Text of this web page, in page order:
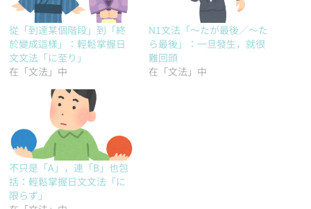
從「到達某個階段」到「終
於變成這樣」：輕鬆掌握日
文文法「に至り」
在「文法」中
N1文法「～たが最後／～た
ら最後」：一旦發生，就很
難回頭
在「文法」中
不只是「A」，連「B」也包
括：輕鬆掌握日文文法「に
限らず」